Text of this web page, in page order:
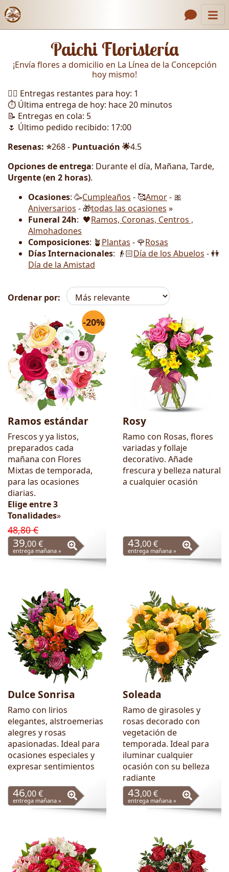
Enlaces de encabezado
Contacto
Galería
Cómo Hacer un Pedido
Llámanos
Paichi Floristería
¡Envía flores a domicilio en La Línea de la Concepción
hoy mismo!
🏃‍♂️ Entregas restantes para hoy: 1
⏱️ Última entrega de hoy: hace 20 minutos
📝 Entregas en cola: 5
🌷 Último pedido recibido: 17:00
Resenas: ⭐268 - Puntuación 🌟4.5
Opciones de entrega: Durante el día, Mañana, Tarde,
Urgente (en 2 horas).
Ocasiones: 🥳Cumpleaños - 🥰Amor- 🎀
Aniversarios - 🎁todas las ocasiones »
Funeral 24h: 🖤Ramos, Coronas, Centros ,
Almohadones
Composiciones: 🪴Plantas - 🌹Rosas
Días Internacionales: 👴🏻Día de los Abuelos - 👭
Día de la Amistad
Ordenar por:
Flores -20%
Ramos estándar
Frescos y ya listos,
preparados cada
mañana con Flores
Mixtas de temporada,
para las ocasiones
diarias.
Elige entre 3
Tonalidades»
48,80 €
39,00 €
entrega mañana »
Rosy
Ramo con Rosas, flores
variadas y follaje
decorativo. Añade
frescura y belleza natural
a cualquier ocasión
43,00 €
entrega mañana »
Dulce Sonrisa
Ramo con lirios
elegantes, alstroemerias
alegres y rosas
apasionadas. Ideal para
ocasiones especiales y
expresar sentimientos
46,00 €
entrega mañana »
Soleada
Ramo de girasoles y
rosas decorado con
vegetación de
temporada. Ideal para
iluminar cualquier
ocasión con su belleza
radiante
43,00 €
entrega mañana »